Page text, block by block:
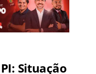
Situação